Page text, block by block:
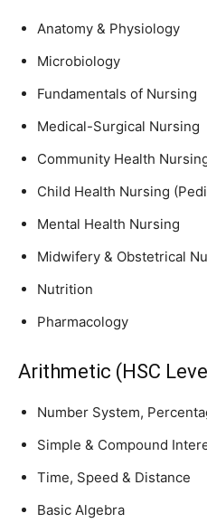
Anatomy & Physiology
Microbiology
Fundamentals of Nursing
Medical-Surgical Nursing
Community Health
Child Health Nursing
Mental Health Nursing
Midwifery & Obstetrical
Nutrition
Pharmacology
Arithmetic (HSC
Number System,
Simple & Compound
Time, Speed & Distance
Basic Algebra